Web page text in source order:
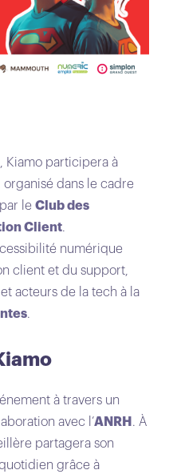
, Kiamo participera à
, organisé dans le cadre
par le Club des
Client.
numérique
client et du support,
acteurs de la tech à la
.
à travers un
avec l’ANRH . À
partagera son
grâce à